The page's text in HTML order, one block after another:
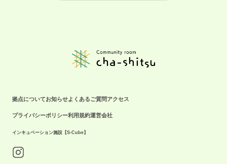
拠点についてお知らせよくあるご質問アクセス
プライバシーポリシー利用規約運営会社
インキュベーション施設【S-Cube】